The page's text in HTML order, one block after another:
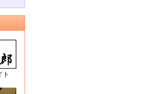
ト